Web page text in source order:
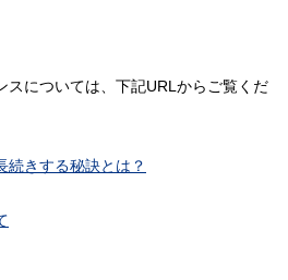
スについては、下記URLからご覧くだ
続きする秘訣とは？